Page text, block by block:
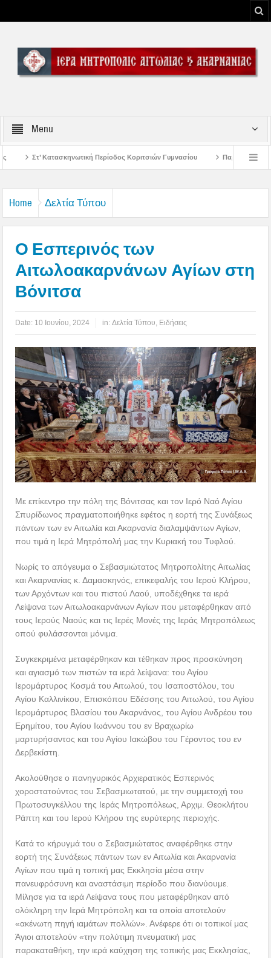
Menu
Κοριτσιών Γυμνασίου Παρακλήσεις πρώτης εβδομάδος
Home Δελτία Τύπου
Ο Εσπερινός των
Αιτωλοακαρνάνων Αγίων στη
Βόνιτσα
Date: 10 Ιουνίου, 2024 in:Δελτία Τύπου Ειδήσεις
Με επίκεντρο την πόλη της Βόνιτσας και τον Ιερό Ναό Αγίου
Σπυρίδωνος πραγματοποιήθηκε εφέτος η εορτή της Συνάξεως
πάντων των εν Αιτωλία και Ακαρνανία διαλαμψάντων Αγίων,
που τιμά η Ιερά Μητρόπολή μας την Κυριακή του Τυφλού.
Νωρίς το απόγευμα ο Σεβασμιώτατος Μητροπολίτης Αιτωλίας
και Ακαρνανίας κ. Δαμασκηνός, επικεφαλής του Ιερού Κλήρου,
των Αρχόντων και του πιστού Λαού, υποδέχθηκε τα ιερά
Λείψανα των Αιτωλοακαρνάνων Αγίων που μεταφέρθηκαν από
τους Ιερούς Ναούς και τις Ιερές Μονές της Ιεράς Μητροπόλεως
οπού φυλάσσονται μόνιμα.
Συγκεκριμένα μεταφέρθηκαν και τέθηκαν προς προσκύνηση
και αγιασμό των πιστών τα ιερά λείψανα: του Αγίου
Ιερομάρτυρος Κοσμά του Αιτωλού, του Ισαποστόλου, του
Αγίου Καλλινίκου, Επισκόπου Εδέσσης του Αιτωλού, του Αγίου
Ιερομάρτυρος Βλασίου του Ακαρνάνος, του Αγίου Ανδρέου του
Ερημίτου, του Αγίου Ιωάννου του εν Βραχωρίω
μαρτυρήσαντος και του Αγίου Ιακώβου του Γέροντος του εν
Δερβεκίστη.
Ακολούθησε ο πανηγυρικός Αρχιερατικός Εσπερινός
χοροστατούντος του Σεβασμιωτατού, με την συμμετοχή του
Πρωτοσυγκέλλου της Ιεράς Μητροπόλεως, Αρχιμ. Θεοκλήτου
Ράπτη και του Ιερού Κλήρου της ευρύτερης περιοχής.
Κατά το κήρυγμά του ο Σεβασμιώτατος αναφέρθηκε στην
εορτή της Συνάξεως πάντων των εν Αιτωλία και Ακαρνανία
Αγίων που τιμά η τοπική μας Εκκλησία μέσα στην
πανευφρόσυνη και αναστάσιμη περίοδο που διανύουμε.
Μίλησε για τα ιερά Λείψανα τους που μεταφέρθηκαν από
ολόκληρη την Ιερά Μητρόπολη και τα οποία αποτελούν
«ακένωτη πηγή ιαμάτων πολλών». Ανέφερε ότι οι τοπικοί μας
Άγιοι αποτελούν «την πολύτιμη πνευματική μας
παρακαταθήκη, την ιερά καύχηση της τοπικής μας Εκκλησίας,